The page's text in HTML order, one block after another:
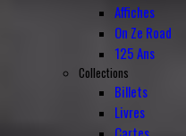
Affiches
On Ze Road
125 Ans
Collections
Billets
Livres